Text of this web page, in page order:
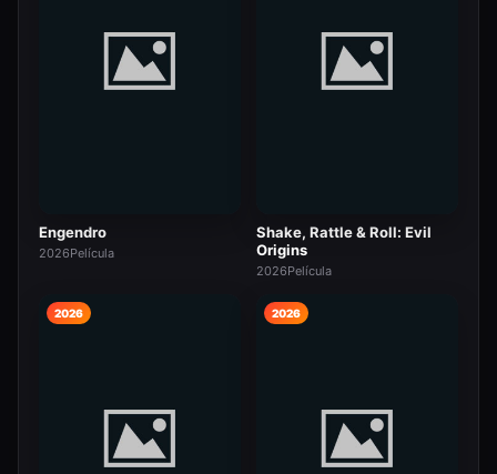
Engendro
2026Película
Shake, Rattle & Roll: Evil
Origins
2026Película
2026 2026